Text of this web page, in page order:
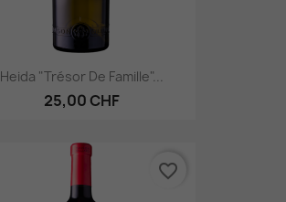
Heida "Trésor De Famille"...
25,00 CHF
favorite_border